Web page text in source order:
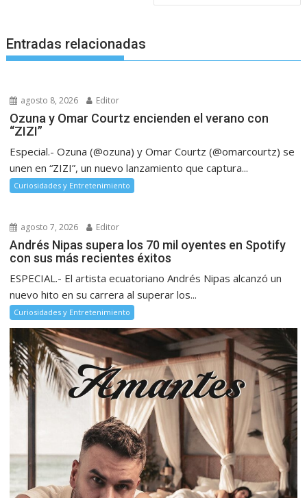
Entradas relacionadas
agosto 8, 2026 Editor
Ozuna y Omar Courtz encienden el verano con
“ZIZI”
Especial.- Ozuna (@ozuna) y Omar Courtz (@omarcourtz) se
unen en “ZIZI”, un nuevo lanzamiento que captura...
Curiosidades y Entretenimiento
agosto 7, 2026 Editor
Andrés Nipas supera los 70 mil oyentes en Spotify
con sus más recientes éxitos
ESPECIAL.- El artista ecuatoriano Andrés Nipas alcanzó un
nuevo hito en su carrera al superar los...
Curiosidades y Entretenimiento